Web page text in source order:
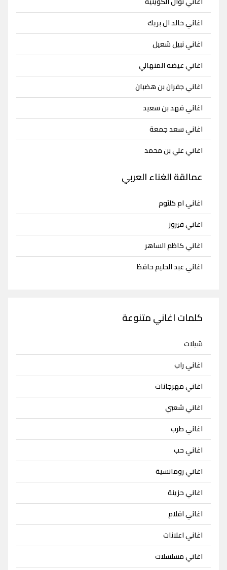
اغاني خالد ال بريك
اغاني نبيل شعيل
اغاني عيضه المنهالي
اغاني جفران بن هضبان
اغاني فهد بن سعيد
اغاني سعد جمعة
اغاني علي بن محمد
عمالقة الغناء العربي
اغاني ام كلثوم
اغاني فيروز
اغاني كاظم الساهر
اغاني عبد الحليم حافظ
كلمات اغاني متنوعة
شيلات
اغاني راب
اغاني مهرجانات
اغاني شعبي
اغاني طرب
اغاني حب
اغاني رومانسية
اغاني حزينة
اغاني افلام
اغاني اعلانات
اغاني مسلسلات